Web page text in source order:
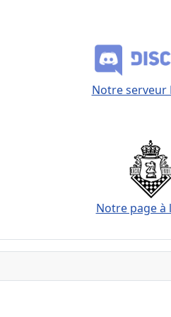
Notre serveur
Notre page à